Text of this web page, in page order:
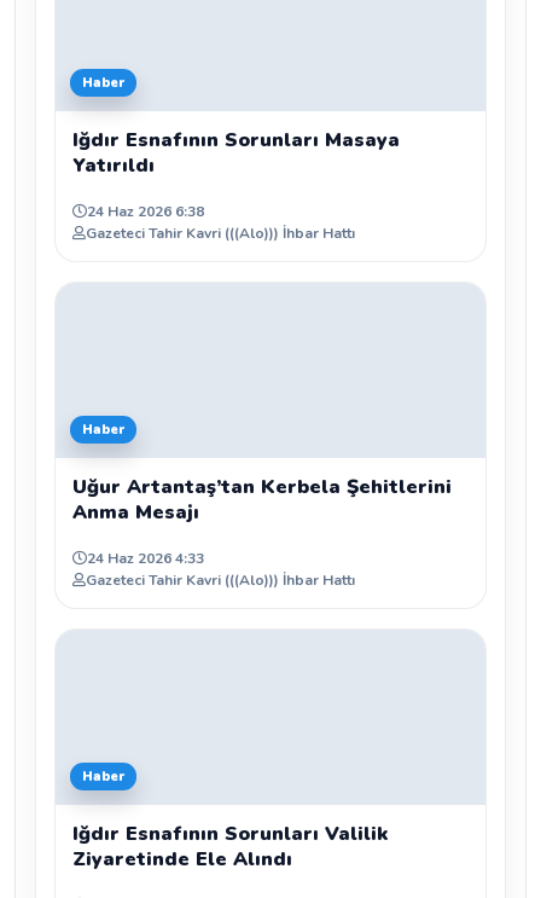
Haber
Iğdır Esnafının Sorunları Masaya
Yatırıldı
24 Haz 2026 6:38
Gazeteci Tahir Kavri (((Alo))) İhbar Hattı
Haber
Uğur Artantaş’tan Kerbela Şehitlerini
Anma Mesajı
24 Haz 2026 4:33
Gazeteci Tahir Kavri (((Alo))) İhbar Hattı
Haber
Iğdır Esnafının Sorunları Valilik
Ziyaretinde Ele Alındı